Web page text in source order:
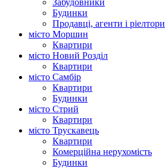
Будинки
Продавці, агенти і ріелтори
місто Моршин
Квартири
місто Новий Розділ
Квартири
місто Самбір
Квартири
Будинки
місто Стрий
Квартири
місто Трускавець
Квартири
Комерційна нерухомість
Будинки